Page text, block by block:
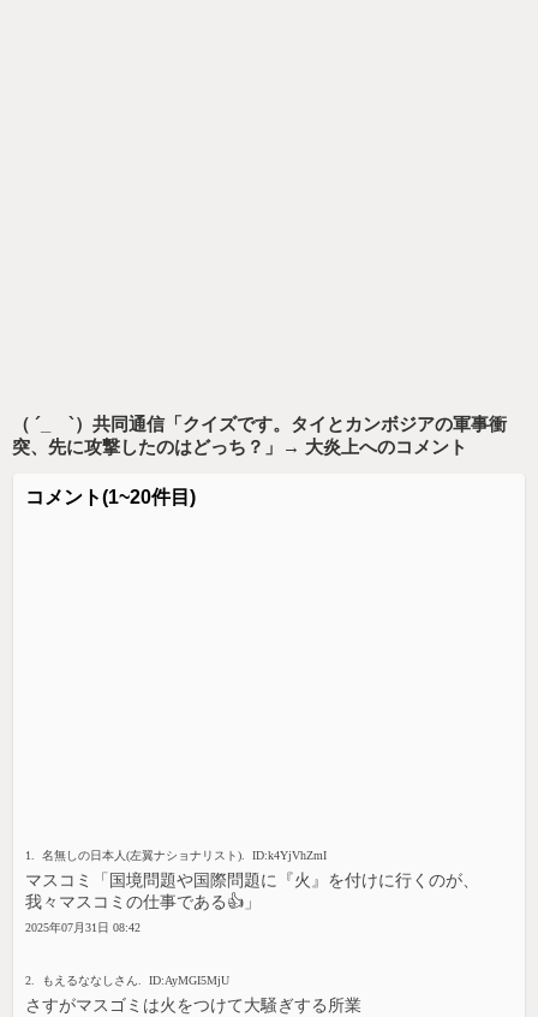
（ ´_ゝ`）共同通信「クイズです。タイとカンボジアの軍事衝
突、先に攻撃したのはどっち？」→ 大炎上へのコメント
コメント(1~20件目)
1. 名無しの日本人(左翼ナショナリスト). ID:k4YjVhZmI
マスコミ「国境問題や国際問題に『火』を付けに行くのが、
我々マスコミの仕事である👍」
2025年07月31日 08:42
2. もえるななしさん. ID:AyMGI5MjU
さすがマスゴミは火をつけて大騒ぎする所業